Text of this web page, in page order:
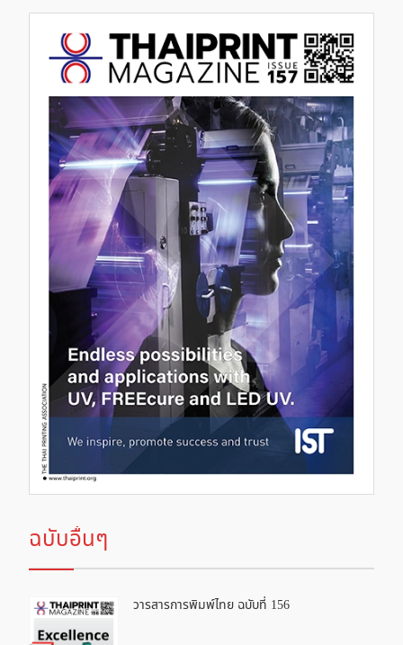
ฉบับอื่นๆ
วารสารการพิมพ์ไทย ฉบับที่ 156